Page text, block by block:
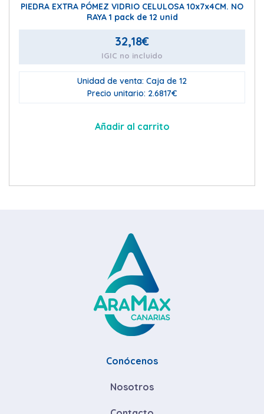
PIEDRA EXTRA PÓMEZ VIDRIO CELULOSA 10x7x4CM. NO
RAYA 1 pack de 12 unid
32,18€
IGIC no incluido
Unidad de venta: Caja de 12
Precio unitario: 2.6817€
Añadir al carrito
Conócenos
Nosotros